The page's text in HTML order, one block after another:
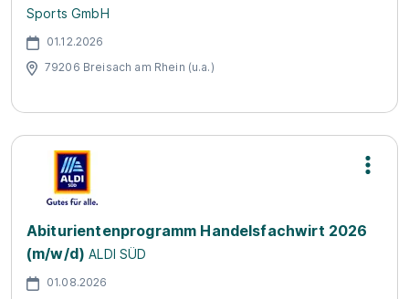
Sports GmbH
01.12.2026
79206 Breisach am Rhein (u.a.)
Abiturientenprogramm Handelsfachwirt 2026
(m/w/d) ALDI SÜD
01.08.2026